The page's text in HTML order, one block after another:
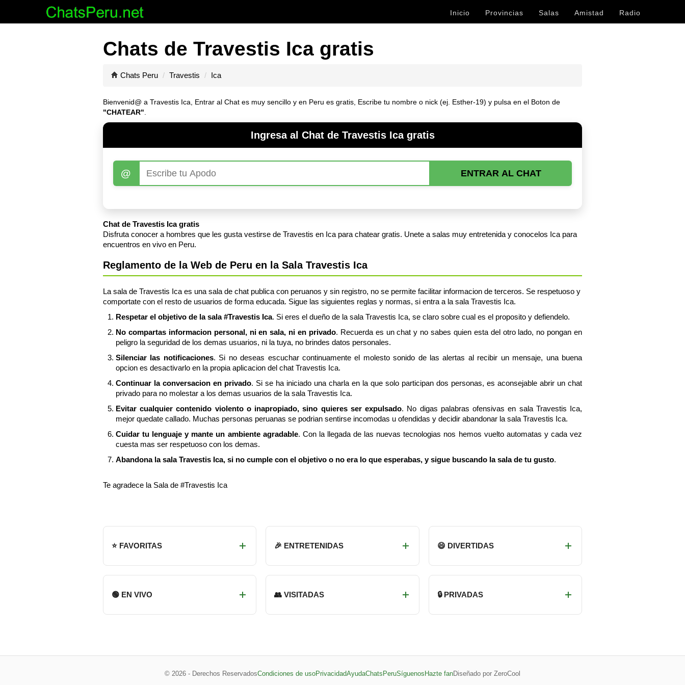
Inicio Provincias Salas Amistad Radio
Chats de Travestis Ica gratis
Chats Peru Travestis Ica
Bienvenid@ a Travestis Ica, Entrar al Chat es muy sencillo y en Peru es gratis, Escribe tu nombre o nick (ej. Esther-19) y pulsa en el Boton de
"CHATEAR"
Ingresa al Chat de Travestis Ica gratis
@ ENTRAR AL CHAT
Chat de Travestis Ica gratis
Disfruta conocer a hombres que les gusta vestirse de Travestis en Ica para chatear gratis. Unete a salas muy entretenida y conocelos Ica para
encuentros en vivo en Peru.
Reglamento de la Web de Peru en la Sala Travestis Ica
La sala de Travestis Ica es una sala de chat publica con peruanos y sin registro, no se permite facilitar informacion de terceros. Se respetuoso y
comportate con el resto de usuarios de forma educada. Sigue las siguientes reglas y normas, si entra a la sala Travestis Ica.
Respetar el objetivo de la sala #Travestis Ica. Si eres el dueño de la sala Travestis Ica, se claro sobre cual es el proposito y defiendelo.
No compartas informacion personal, ni en sala, ni en privado. Recuerda es un chat y no sabes quien esta del otro lado, no pongan en
peligro la seguridad de los demas usuarios, ni la tuya, no brindes datos personales.
Silenciar las notificaciones. Si no deseas escuchar continuamente el molesto sonido de las alertas al recibir un mensaje, una buena
opcion es desactivarlo en la propia aplicacion del chat Travestis Ica.
Continuar la conversacion en privado. Si se ha iniciado una charla en la que solo participan dos personas, es aconsejable abrir un chat
privado para no molestar a los demas usuarios de la sala Travestis Ica.
Evitar cualquier contenido violento o inapropiado, sino quieres ser expulsado. No digas palabras ofensivas en sala Travestis Ica,
mejor quedate callado. Muchas personas peruanas se podrian sentirse incomodas u ofendidas y decidir abandonar la sala Travestis Ica.
Cuidar tu lenguaje y mante un ambiente agradable. Con la llegada de las nuevas tecnologias nos hemos vuelto automatas y cada vez
cuesta mas ser respetuoso con los demas.
Abandona la sala Travestis Ica, si no cumple con el objetivo o no era lo que esperabas, y sigue buscando la sala de tu gusto.
Te agradece la Sala de #Travestis Ica
⭐ FAVORITAS 🎉 ENTRETENIDAS 😄 DIVERTIDAS
🟢 EN VIVO 👥 VISITADAS 🔒 PRIVADAS
© 2026 - Derechos ReservadosCondiciones de usoPrivacidadAyudaChatsPeruSíguenos Hazte fanDiseñado por ZeroCool